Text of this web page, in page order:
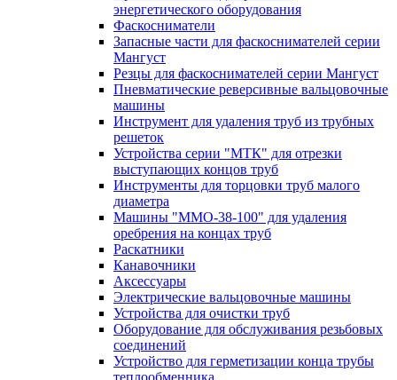
энергетического оборудования
Фаскосниматели
Запасные части для фаскоснимателей серии
Мангуст
Резцы для фаскоснимателей серии Мангуст
Пневматические реверсивные вальцовочные
машины
Инструмент для удаления труб из трубных
решеток
Устройства серии "МТК" для отрезки
выступающих концов труб
Инструменты для торцовки труб малого
диаметра
Машины "ММО-38-100" для удаления
оребрения на концах труб
Раскатники
Канавочники
Аксессуары
Электрические вальцовочные машины
Устройства для очистки труб
Оборудование для обслуживания резьбовых
соединений
Устройство для герметизации конца трубы
теплообменника